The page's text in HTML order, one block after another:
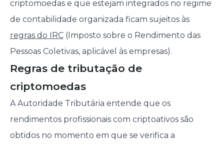
criptomoedas e que estejam integrados no regime
de contabilidade organizada ficam sujeitos às
regras do IRC(Imposto sobre o Rendimento das
Pessoas Coletivas, aplicável às empresas).
Regras de tributação de
criptomoedas
A Autoridade Tributária entende que os
rendimentos profissionais com criptoativos são
obtidos no momento em que se verifica a